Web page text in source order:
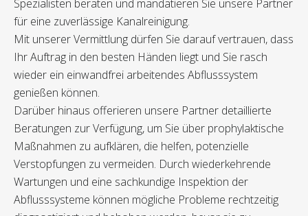
Spezialisten beraten und mandatieren Sie unsere Partner
für eine zuverlässige Kanalreinigung.
Mit unserer Vermittlung dürfen Sie darauf vertrauen, dass
Ihr Auftrag in den besten Händen liegt und Sie rasch
wieder ein einwandfrei arbeitendes Abflusssystem
genießen können.
Darüber hinaus offerieren unsere Partner detaillierte
Beratungen zur Verfügung, um Sie über prophylaktische
Maßnahmen zu aufklären, die helfen, potenzielle
Verstopfungen zu vermeiden. Durch wiederkehrende
Wartungen und eine sachkundige Inspektion der
Abflusssysteme können mögliche Probleme rechtzeitig